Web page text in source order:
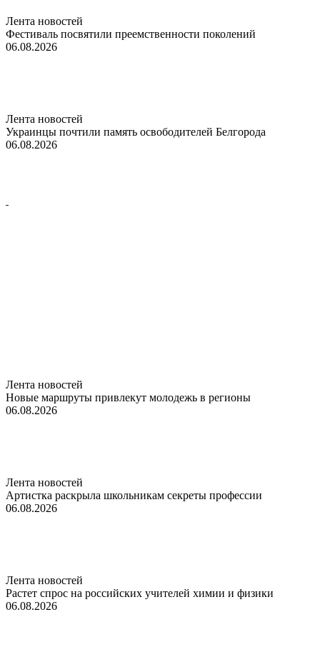
Лента новостей
Фестиваль посвятили преемственности поколений
06.08.2026
Лента новостей
Украинцы почтили память освободителей Белгорода
06.08.2026
Лента новостей
Новые маршруты привлекут молодежь в регионы
06.08.2026
Лента новостей
Артистка раскрыла школьникам секреты профессии
06.08.2026
Лента новостей
Растет спрос на российских учителей химии и физики
06.08.2026